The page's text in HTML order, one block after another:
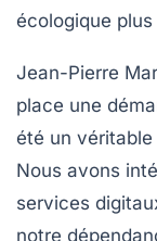
écologique
Jean-Pierre
place une
été un
Nous avons
services
notre